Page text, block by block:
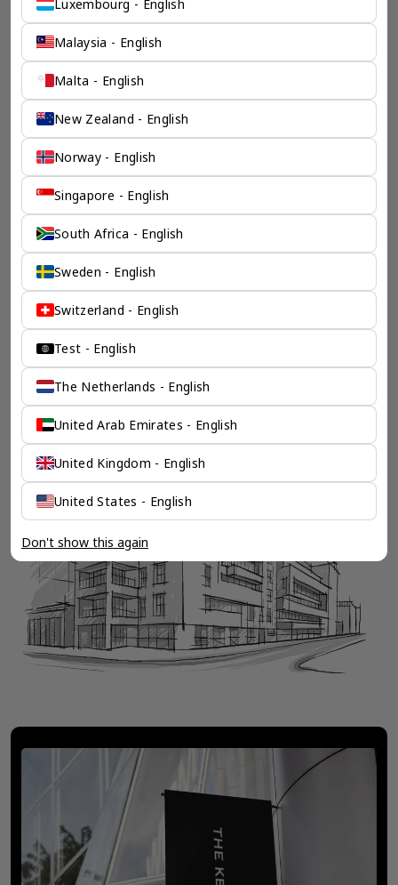
一个全服务咨询公司为您
保驾护航
奕资环球是您值得信赖的海外合作伙伴。我们是香港伦敦奕资
咨询有限公司的零售咨询部门，这是一家总部位于香港的全球
咨询机构，接触世界50个市场，约占全球GDP的72%。
凭借其战略优势，我们可以将客户与全球市场的机遇联系起
来，并为21个行业的客户提供服务。
了解香港伦敦奕资咨询有限公司 >
Luxembourg - English
Malaysia - English
Malta - English
New Zealand - English
Norway - English
Singapore - English
South Africa - English
Sweden - English
Switzerland - English
Test - English
The Netherlands - English
United Arab Emirates - English
United Kingdom - English
United States - English
Don't show this again